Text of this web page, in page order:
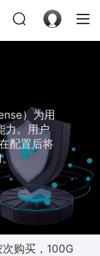
）为用
力。用户
配置后将
购买，100G